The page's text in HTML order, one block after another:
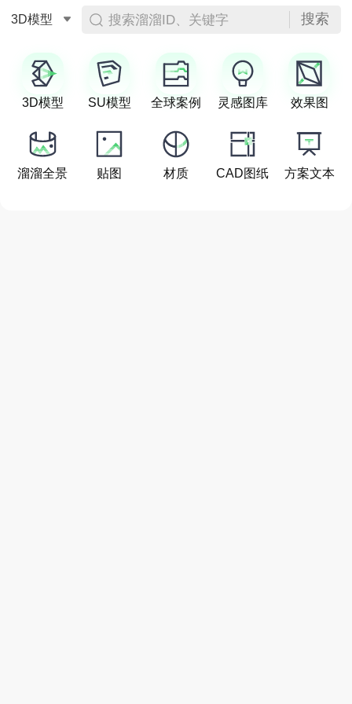
3D模型 搜索溜溜ID、关键字 搜索
3D模型 SU模型 全球案例 灵感图库 效果图
溜溜全景 贴图 材质 CAD图纸 方案文本